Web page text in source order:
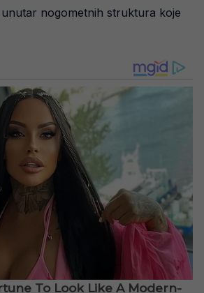
nogometnih struktura koje